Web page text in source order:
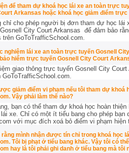
để tham dự khoá học lái xe an toàn trực
Arkansas hoặc khoá học giảm điểm
cho phép người bị đơn tham dự học lái
City Court Arkansas để đảm bảo
trên GoToTrafficSchool.com.
nghiệm lái xe an toàn trực tuyến Gosnell
hiểm trực tuyến Gosnell City Court
giao thông trực tuyến Gosnell City
giảm điểm vi phạm nếu tôi tham dự
Vậy phải làm thế nào?
bạn có thể tham dự khoá học hoàn
xe. Chỉ có một ít tiểu bang cho phép
với mục đích xoá bỏ điểm vi phạm
rằng mình nhận được tín chỉ trong khoá học
Tôi bị phạt ở tiểu bang khác. Vậy tôi có
hay là tôi phải ghi danh ở tiểu bang mà tôi